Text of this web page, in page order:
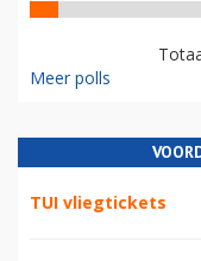
Meer polls
TUI vliegtickets